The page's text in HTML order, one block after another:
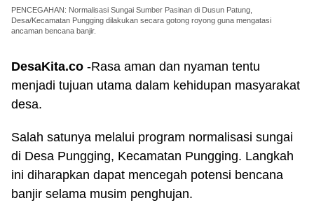
PENCEGAHAN: Normalisasi Sungai Sumber Pasinan di Dusun Patung,
Desa/Kecamatan Pungging dilakukan secara gotong royong guna mengatasi
ancaman bencana banjir.
DesaKita.co -Rasa aman dan nyaman tentu
menjadi tujuan utama dalam kehidupan masyarakat
desa.
Salah satunya melalui program normalisasi sungai
di Desa Pungging, Kecamatan Pungging. Langkah
ini diharapkan dapat mencegah potensi bencana
banjir selama musim penghujan.